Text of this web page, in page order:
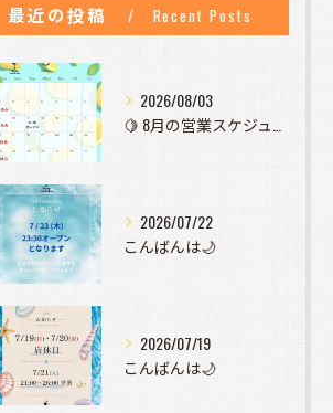
最近の投稿 Recent Posts
2026/08/03
2026/07/22
こんばんは🌙
2026/07/19
こんばんは🌙